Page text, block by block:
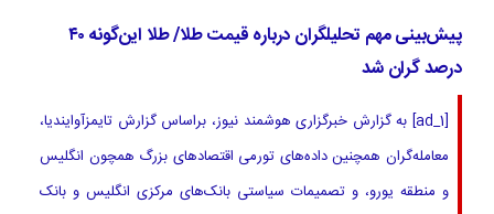
پیش‌بینی مهم تحلیلگران درباره قیمت طلا/ طلا این‌گونه ۴۰
درصد گران شد
[ad_1] به گزارش خبرگزاری هوشمند نیوز، براساس گزارش تایمزآوایندیا،
معامله‌گران همچنین داده‌های تورمی اقتصادهای بزرگ همچون انگلیس
و منطقه یورو، و تصمیمات سیاستی بانک‌های مرکزی انگلیس و بانک